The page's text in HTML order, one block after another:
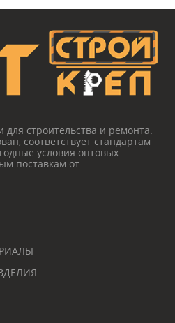
строительства и ремонта.
соответствует стандартам
условия оптовых
поставкам от